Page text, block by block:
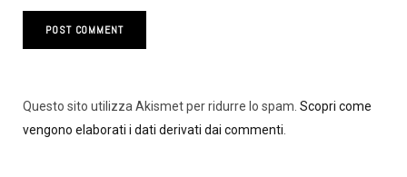
Questo sito utilizza Akismet per ridurre lo spam. Scopri come
vengono elaborati i dati derivati dai commenti